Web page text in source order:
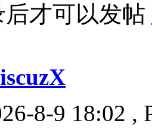
才可以发帖
8-9 18:02 ,